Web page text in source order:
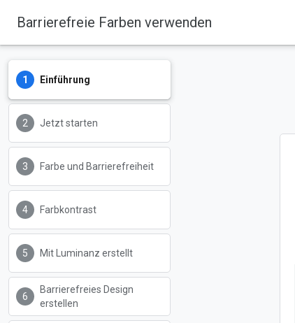
Barrierefreie Farben verwenden
Einführung
Jetzt starten
Farbe und Barrierefreiheit
Farbkontrast
Mit Luminanz erstellt
Barrierefreies Design
erstellen